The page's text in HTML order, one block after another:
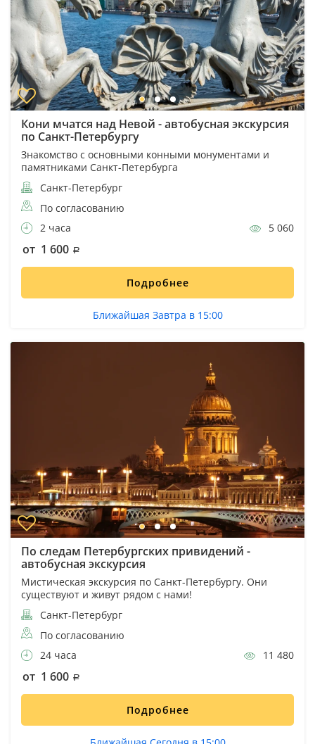
Кони мчатся над Невой - автобусная экскурсия
по Санкт-Петербургу
Знакомство с основными конными монументами и
памятниками Санкт-Петербурга
Санкт-Петербург
По согласованию
2 часа
5 060
от 1 600
Подробнее
Ближайшая Завтра в 15:00
По следам Петербургских привидений -
автобусная экскурсия
Мистическая экскурсия по Санкт-Петербургу. Они
существуют и живут рядом с нами!
Санкт-Петербург
По согласованию
24 часа
11 480
от 1 600
Подробнее